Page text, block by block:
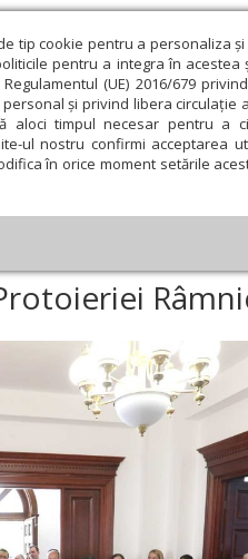
tip cookie pentru a personaliza
pentru a integra în
(UE) 2016/679
și privind libera circulație
aloci timpul necesar pentru a
ul nostru confirmi acceptarea
în orice moment setările
Comunicate de
spiritualitate Educaţie
sediul Protoieriei Râmnicu
Martie Aprilie